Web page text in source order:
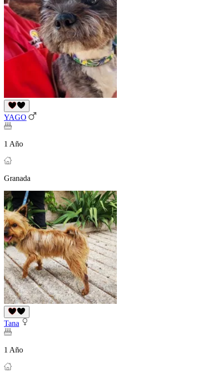
YAGO
1 Año
Granada
Tana
1 Año